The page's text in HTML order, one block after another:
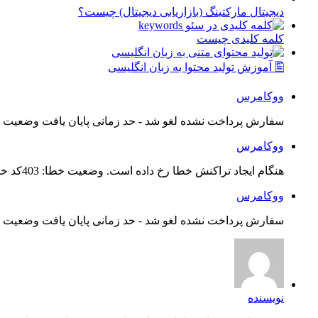
دیجیتال مارکتینگ (بازاریابی دیجیتال) چیست؟
کلمه کلیدی چیست
🖺 آموزش تولید محتوا به زبان انگلیسی
ووکامرس
سفارش پرداخت نشده لغو شد - حد زمانی پایان یافت
ووکامرس
هنگام ایجاد تراکنش خطا رخ داده است. وضعیت خطا: 403کد خطا: 21...
ووکامرس
سفارش پرداخت نشده لغو شد - حد زمانی پایان یافت
نویسنده